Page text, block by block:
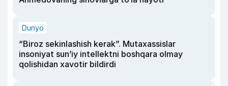
Dunyo
“Biroz sekinlashish kerak”. Mutaxassislar
insoniyat sun’iy intellektni boshqara olmay
qolishidan xavotir bildirdi